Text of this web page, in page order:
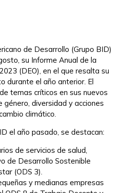
de Desarrollo (Grupo BID)
su Informe Anual de la
(DEO), en el que resalta su
durante el año anterior. El
temas críticos en sus nuevos
diversidad y acciones
climático.
el año pasado, se destacan:
de servicios de salud,
de Desarrollo Sostenible
(ODS 3).
y medianas empresas